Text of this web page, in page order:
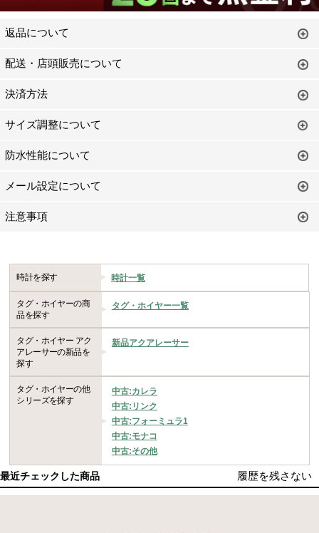
返品について
配送・店頭販売について
決済方法
サイズ調整について
防水性能について
メール設定について
注意事項
時計を探す 時計一覧
タグ・ホイヤーの商
品を探す
タグ・ホイヤー一覧
タグ・ホイヤー アク
アレーサーの新品を
探す
新品アクアレーサー
タグ・ホイヤーの他
シリーズを探す
中古:カレラ
中古:リンク
中古:フォーミュラ1
中古:モナコ
中古:その他
最近チェックした商品 履歴を残さない